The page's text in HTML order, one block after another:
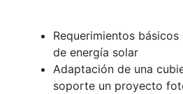
Requerimientos
de energía solar
Adaptación de una
soporte un proyecto